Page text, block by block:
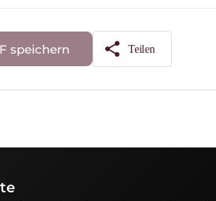
speichern share Teilen